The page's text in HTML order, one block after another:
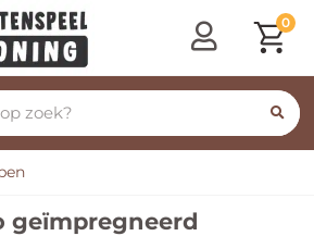
0
geïmpregneerd